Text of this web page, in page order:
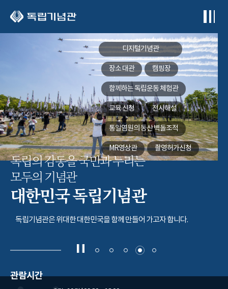
디지털기념관
장소 대관 캠핑장
함께하는독립운동 체험관
교육 신청 전시해설
통일염원의 동산벽돌조적
MR영상관 촬영허가신청
독립의 감동을 국민과 누리는
모두의 기념관
대한민국 독립기념관
독립기념관은 위대한 대한민국을 함께 만들어 가고자 합니다.
관람시간